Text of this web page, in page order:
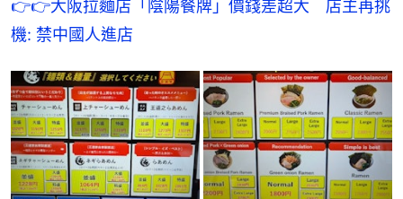
👉👉大阪拉麵店「陰陽餐牌」價錢差超大　店主再挑
機: 禁中國人進店